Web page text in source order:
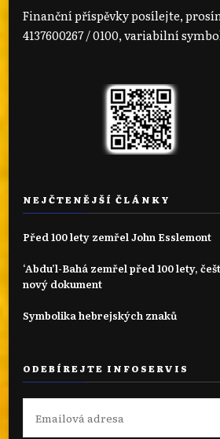
Finanční příspěvky posílejte,
4137600267 / 0100, variabilní
NEJČTENĚJŠÍ ČLÁNKY
Před 100 lety zemřel John Esslemont
‘Abdu’l-Bahá zemřel před 100 lety,
nový dokument
Symbolika hebrejských znaků
ODEBÍREJTE INFOSERVIS
adresa